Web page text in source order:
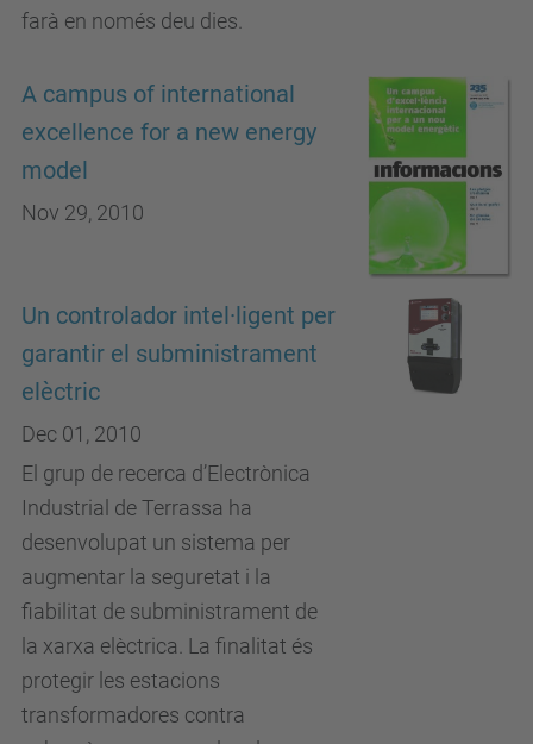
farà en només deu dies.
A campus of international
excellence for a new energy
model
Nov 29, 2010
Un controlador intel·ligent per
garantir el subministrament
elèctric
Dec 01, 2010
El grup de recerca d’Electrònica
Industrial de Terrassa ha
desenvolupat un sistema per
augmentar la seguretat i la
fiabilitat de subministrament de
la xarxa elèctrica. La finalitat és
protegir les estacions
transformadores contra